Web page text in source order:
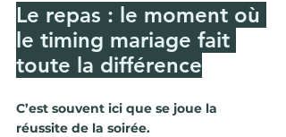
Le repas : le moment où
le timing mariage fait
toute la différence
C’est souvent ici que se joue la
réussite de la soirée.